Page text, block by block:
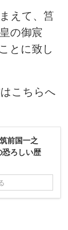
えて、筥
の御宸
とに致し
こちらへ
前国一之
ろしい歴